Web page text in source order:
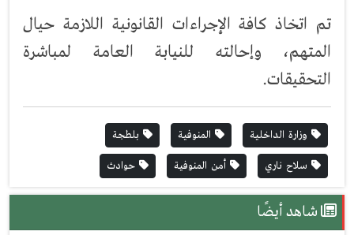
تم اتخاذ كافة الإجراءات القانونية اللازمة حيال
المتهم، وإحالته للنيابة العامة لمباشرة
التحقيقات.
وزارة الداخلية المنوفية
بلطجة
سلاح ناري
أمن المنوفية حوادث
شاهد أيضًا